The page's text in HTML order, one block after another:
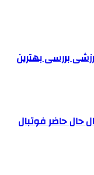
بررسی بهترین
برتر بالای ۳۵ سال حال حاضر فوتبال